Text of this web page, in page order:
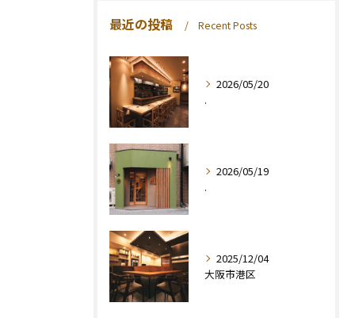
最近の投稿 Recent Posts
2026/05/20
.
2026/05/19
.
2025/12/04
大阪市港区